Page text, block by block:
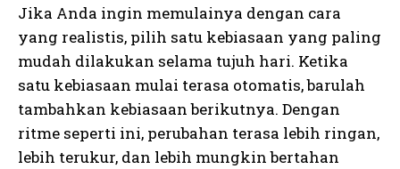
Jika Anda ingin memulainya dengan cara
yang realistis, pilih satu kebiasaan yang paling
mudah dilakukan selama tujuh hari. Ketika
satu kebiasaan mulai terasa otomatis, barulah
tambahkan kebiasaan berikutnya. Dengan
ritme seperti ini, perubahan terasa lebih ringan,
lebih terukur, dan lebih mungkin bertahan